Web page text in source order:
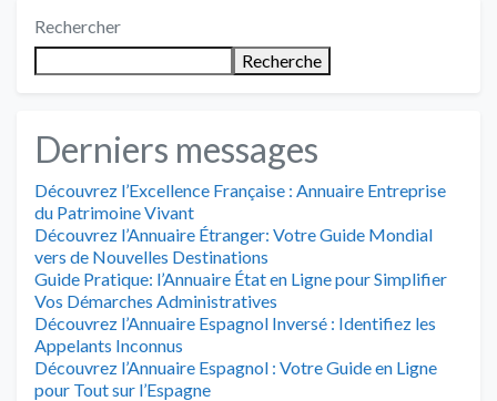
Rechercher
Recherche
Derniers messages
Découvrez l’Excellence Française : Annuaire Entreprise
du Patrimoine Vivant
Découvrez l’Annuaire Étranger: Votre Guide Mondial
vers de Nouvelles Destinations
Guide Pratique: l’Annuaire État en Ligne pour Simplifier
Vos Démarches Administratives
Découvrez l’Annuaire Espagnol Inversé : Identifiez les
Appelants Inconnus
Découvrez l’Annuaire Espagnol : Votre Guide en Ligne
pour Tout sur l’Espagne